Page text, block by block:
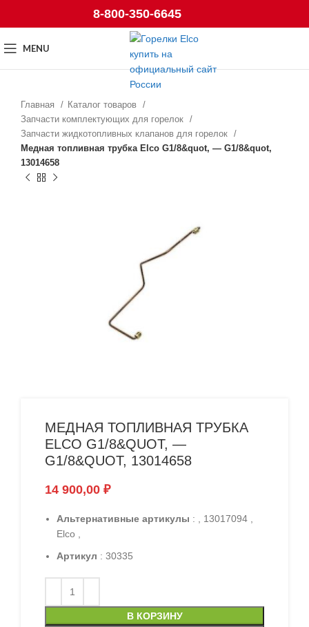
8-800-350-6645
MENU
Главная
Каталог товаров
Запчасти комплектующих для горелок
Запчасти жидкотопливных клапанов для горелок
Медная топливная трубка Elco G1/8&quot, — G1/8&quot,
13014658
МЕДНАЯ ТОПЛИВНАЯ ТРУБКА
ELCO G1/8&QUOT, —
G1/8&QUOT, 13014658
14 900,00 ₽
Альтернативные артикулы : , 13017094 ,
Elco ,
Артикул : 30335
В КОРЗИНУ